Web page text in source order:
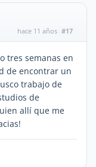
hace 11 años #17
tres semanas en
de encontrar un
trabajo de
de
allí que me